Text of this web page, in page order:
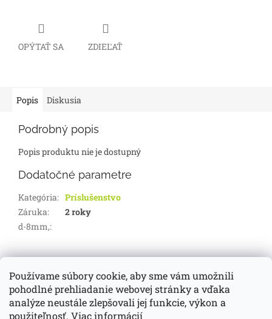
Používame súbory cookie, aby sme vám umožnili
pohodlné prehliadanie webovej stránky a vďaka
analýze neustále zlepšovali jej funkcie, výkon a
použiteľnosť. Viac informácií
OPÝTAŤ SA ZDIEĽAŤ
Popis Diskusia
Podrobný popis
Popis produktu nie je dostupný
Dodatočné parametre
Kategória: Príslušenstvo
Záruka:
2 roky
d-8mm,:
Z
d-servis.sk webasto.sk eberspächer.sk